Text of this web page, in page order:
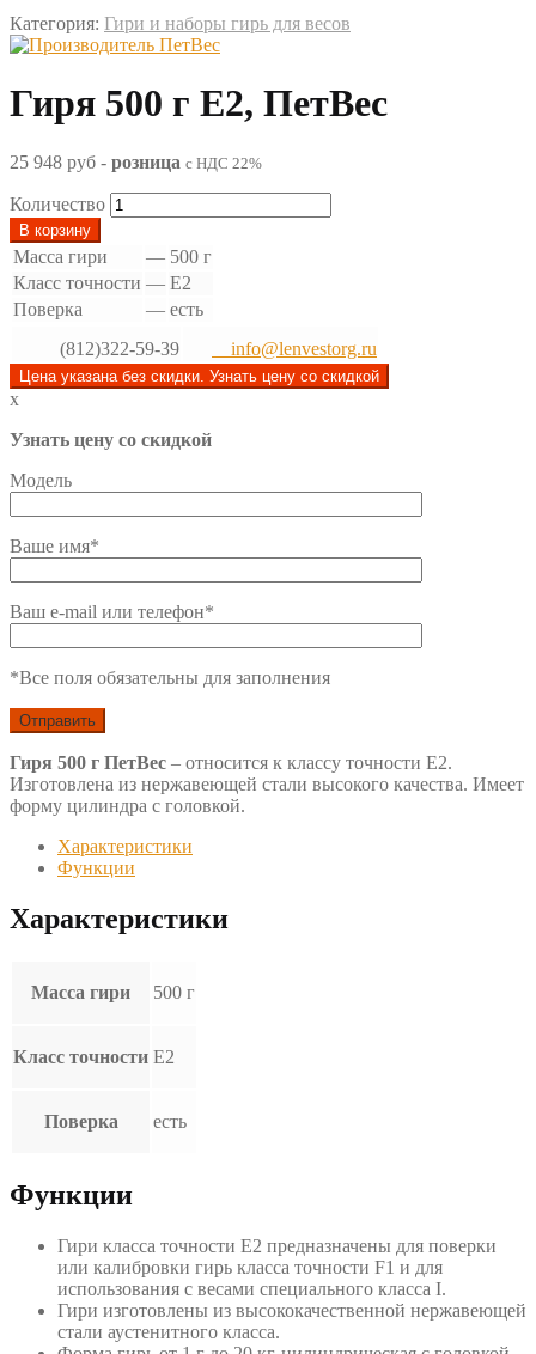
Категория: Гири и наборы гирь для весов
Гиря 500 г Е2, ПетВес
25 948 руб - розница с НДС 22%
Количество
В корзину
Масса гири — 500 г
Класс точности — Е2
Поверка
— есть
(812)322-59-39
info@lenvestorg.ru
Цена указана без скидки. Узнать цену со скидкой
x
Узнать цену со скидкой
Модель
Ваше имя*
Ваш e-mail или телефон*
*Все поля обязательны для заполнения
Гиря 500 г ПетВес – относится к классу точности Е2.
Изготовлена из нержавеющей стали высокого качества. Имеет
форму цилиндра с головкой.
Характеристики
Функции
Характеристики
Масса гири 500 г
Класс точности Е2
Поверка есть
Функции
Гири класса точности E2 предназначены для поверки
или калибровки гирь класса точности F1 и для
использования с весами специального класса I.
Гири изготовлены из высококачественной нержавеющей
стали аустенитного класса.